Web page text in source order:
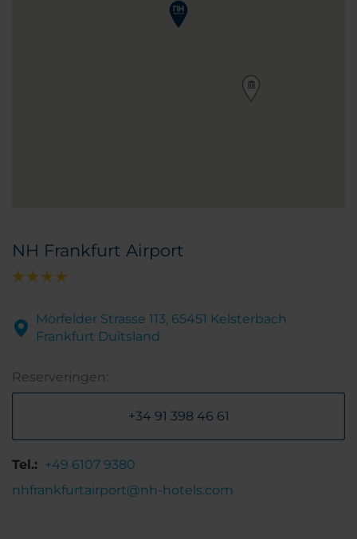
NH Frankfurt Airport
Mörfelder Strasse 113, 65451 Kelsterbach
Frankfurt Duitsland
Reserveringen:
+34 91 398 46 61
Tel.: +49 6107 9380
nhfrankfurtairport@nh-hotels.com